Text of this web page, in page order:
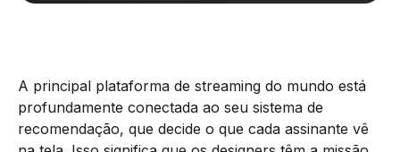
A principal plataforma de streaming do mundo está
profundamente conectada ao seu sistema de
recomendação, que decide o que cada assinante vê